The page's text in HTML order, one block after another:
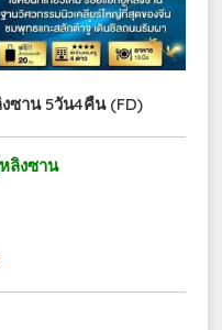
ซาน 5วัน4คืน (FD)
ลิงซาน